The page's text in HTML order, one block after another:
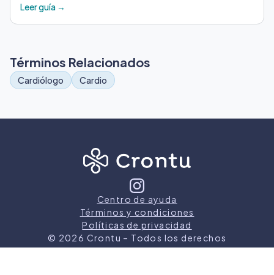
Leer guía →
Términos Relacionados
Cardiólogo Cardio
Centro de ayuda
Términos y condiciones
Políticas de privacidad
© 2026 Crontu – Todos los derechos
reservados